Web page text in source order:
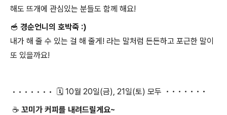
해도 뜨개에 관심있는 분들도 함께 해요!
🥣 경순언니의 호박죽 :)
내가 해 줄 수 있는 걸 해 줄게! 라는 말처럼 든든하고 포근한 말이
또 있을까요!
• • • • • • • 🗓️ 10월 20일(금), 21일(토) 모두 • • • • • • •
☕ 꼬미가 커피를 내려드릴게요~